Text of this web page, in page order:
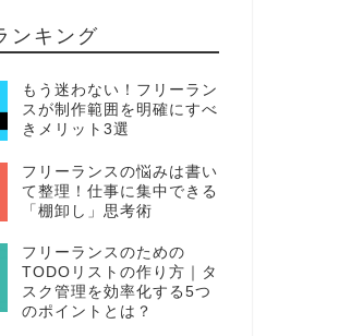
ンキング
もう迷わない！フリーラン
スが制作範囲を明確にすべ
きメリット3選
フリーランスの悩みは書い
て整理！仕事に集中できる
「棚卸し」思考術
フリーランスのための
TODOリストの作り方｜タ
スク管理を効率化する5つ
のポイントとは？